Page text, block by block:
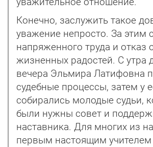
уважительное отношение.
Конечно, заслужить такое
уважение непросто. За этим
напряженного труда и отказ
жизненных радостей. С утра
вечера Эльмира Латифовна
судебные процессы, затем у
собирались молодые судьи,
были нужны совет и
наставника. Для многих из
первым настоящим учителем